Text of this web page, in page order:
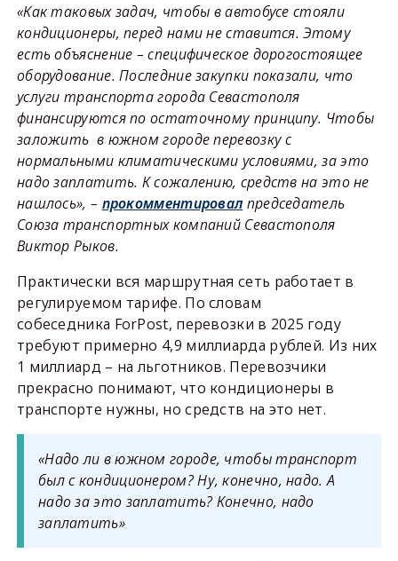
«Как таковых задач, чтобы в автобусе стояли
кондиционеры, перед нами не ставится. Этому
есть объяснение – специфическое дорогостоящее
оборудование. Последние закупки показали, что
услуги транспорта города Севастополя
финансируются по остаточному принципу. Чтобы
заложить в южном городе перевозку с
нормальными климатическими условиями, за это
надо заплатить. К сожалению, средств на это не
нашлось», – прокомментировалпредседатель
Союза транспортных компаний Севастополя
Виктор Рыков.
Практически вся маршрутная сеть работает в
регулируемом тарифе. По словам
собеседника ForPost, перевозки в 2025 году
требуют примерно 4,9 миллиарда рублей. Из них
1 миллиард – на льготников. Перевозчики
прекрасно понимают, что кондиционеры в
транспорте нужны, но средств на это нет.
«Надо ли в южном городе, чтобы транспорт
был с кондиционером? Ну, конечно, надо. А
надо за это заплатить? Конечно, надо
заплатить»